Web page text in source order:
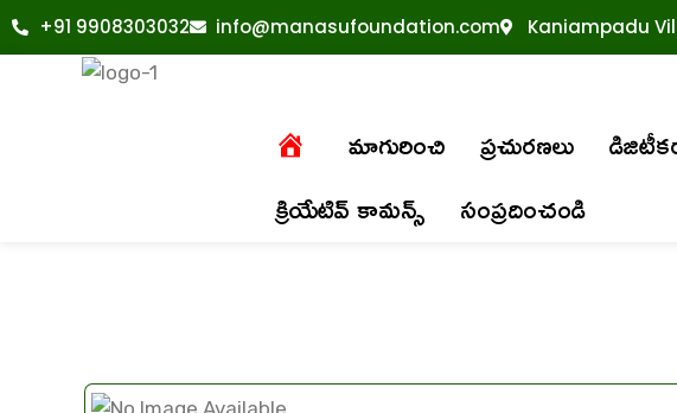
+91 9908303032 info@manasufoundation.com Kaniampadu
మాగురించి ప్రచురణలు
క్రియేటివ్ కామన్స్
సంప్రదించండి